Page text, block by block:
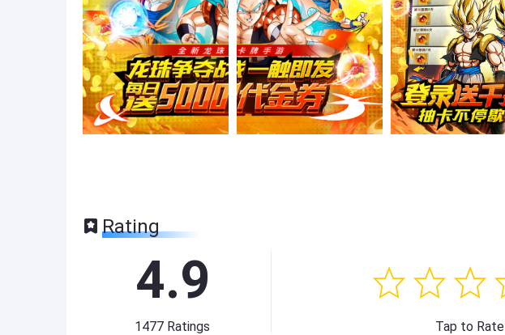
Rating
4.9
1477 Ratings Tap to Rate